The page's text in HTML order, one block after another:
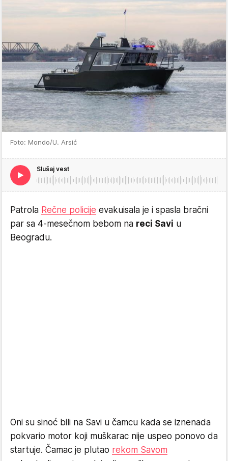
Foto: Mondo/U. Arsić
Slušaj vest
Patrola Rečne policije evakuisala je i spasla bračni
par sa 4-mesečnom bebom na reci Savi u
Beogradu.
Oni su sinoć bili na Savi u čamcu kada se iznenada
pokvario motor koji muškarac nije uspeo ponovo da
startuje. Čamac je plutao rekom Savom